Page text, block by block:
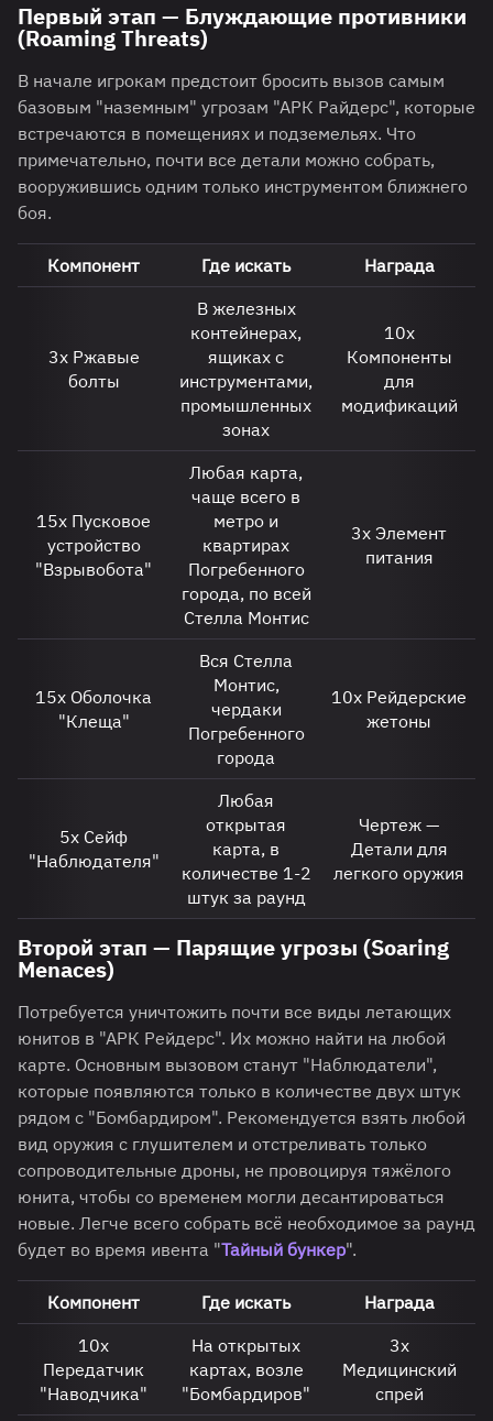
Первый этап — Блуждающие противники
(Roaming Threats)
В начале игрокам предстоит бросить вызов самым
базовым "наземным" угрозам "АРК Райдерс", которые
встречаются в помещениях и подземельях. Что
примечательно, почти все детали можно собрать,
вооружившись одним только инструментом ближнего
боя.
Компонент Где искать Награда
3х Ржавые
болты
В железных
контейнерах,
ящиках с
инструментами,
промышленных
зонах
10х
Компоненты
для
модификаций
15х Пусковое
устройство
"Взрывобота"
Любая карта,
чаще всего в
метро и
квартирах
Погребенного
города, по всей
Стелла Монтис
3х Элемент
питания
15х Оболочка
"Клеща"
Вся Стелла
Монтис,
чердаки
Погребенного
города
10х Рейдерские
жетоны
5х Сейф
"Наблюдателя"
Любая
открытая
карта, в
количестве 1-2
штук за раунд
Чертеж —
Детали для
легкого оружия
Второй этап — Парящие угрозы (Soaring
Menaces)
Потребуется уничтожить почти все виды летающих
юнитов в "АРК Рейдерс". Их можно найти на любой
карте. Основным вызовом станут "Наблюдатели",
которые появляются только в количестве двух штук
рядом с "Бомбардиром". Рекомендуется взять любой
вид оружия с глушителем и отстреливать только
сопроводительные дроны, не провоцируя тяжёлого
юнита, чтобы со временем могли десантироваться
новые. Легче всего собрать всё необходимое за раунд
будет во время ивента "Тайный бункер".
Компонент Где искать
Награда
10х
Передатчик
"Наводчика"
На открытых
картах, возле
"Бомбардиров"
3х
Медицинский
спрей